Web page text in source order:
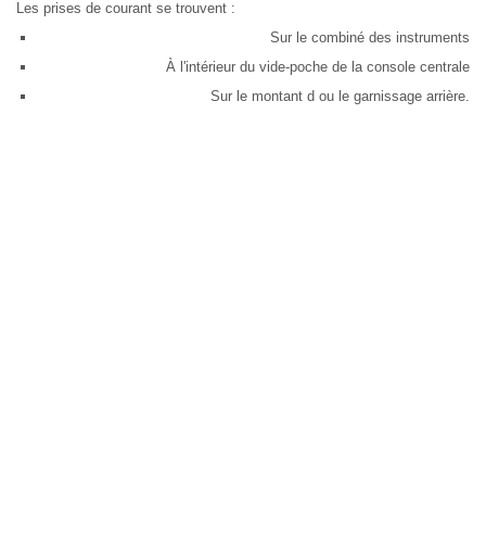
Les prises de courant se trouvent :
Sur le combiné des instruments
À l'intérieur du vide-poche de la console centrale
Sur le montant d ou le garnissage arrière.